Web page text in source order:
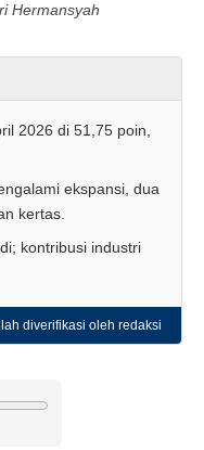
Hermansyah
2026 di 51,75 poin,
ekspansi, dua
kertas.
kontribusi industri
diverifikasi oleh redaksi